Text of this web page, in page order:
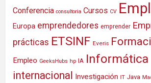
Conferencia consultoria Cursos CV
Europa emprendedores emprender
prácticas ETSINF Everis
Empleo GeeksHubs hp IA Informática
internacional Investigación IT Java